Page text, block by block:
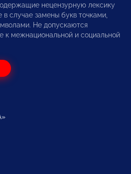
нецензурную лексику
случае замены букв точками,
Не допускаются
к межнациональной и социальной